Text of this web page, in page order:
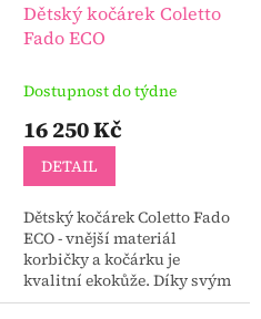
Dětský kočárek Coletto
Fado ECO
Dostupnost do týdne
16 250 Kč
DETAIL
Dětský kočárek Coletto Fado
ECO - vnější materiál
korbičky a kočárku je
kvalitní ekokůže. Díky svým
vlastnostem je odolná,